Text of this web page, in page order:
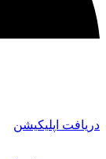
دریافت اپلیکیشن